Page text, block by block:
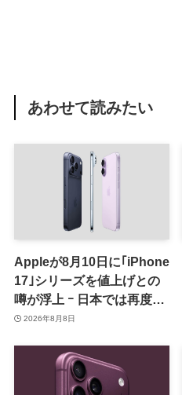
あわせて読みたい
Appleが8月10日に｢iPhone
17｣シリーズを値上げとの
噂が浮上 ｰ 日本では再度値
上げの可能性も?!
2026年8月8日